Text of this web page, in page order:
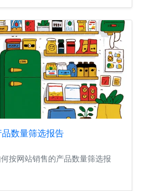
数量筛选报告
按网站销售的产品数量筛选报